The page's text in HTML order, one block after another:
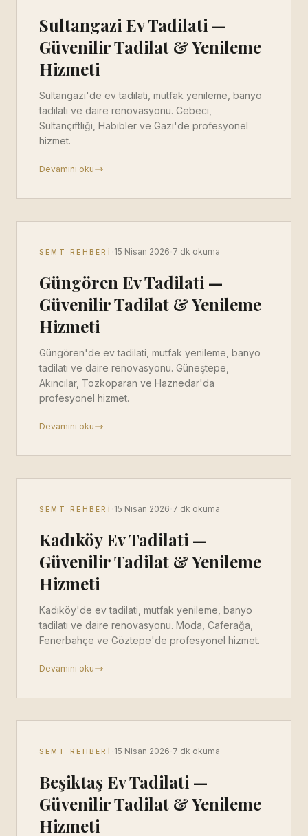
Sultangazi Ev Tadilati —
Güvenilir Tadilat & Yenileme
Hizmeti
Sultangazi'de ev tadilati, mutfak yenileme, banyo
tadilatı ve daire renovasyonu. Cebeci,
Sultançiftliği, Habibler ve Gazi'de profesyonel
hizmet.
Devamını oku
SEMT REHBERI 15 Nisan 2026 7 dk okuma
Güngören Ev Tadilati —
Güvenilir Tadilat & Yenileme
Hizmeti
Güngören'de ev tadilati, mutfak yenileme, banyo
tadilatı ve daire renovasyonu. Güneştepe,
Akıncılar, Tozkoparan ve Haznedar'da
profesyonel hizmet.
Devamını oku
SEMT REHBERI 15 Nisan 2026 7 dk okuma
Kadıköy Ev Tadilati —
Güvenilir Tadilat & Yenileme
Hizmeti
Kadıköy'de ev tadilati, mutfak yenileme, banyo
tadilatı ve daire renovasyonu. Moda, Caferağa,
Fenerbahçe ve Göztepe'de profesyonel hizmet.
Devamını oku
SEMT REHBERI 15 Nisan 2026 7 dk okuma
Beşiktaş Ev Tadilati —
Güvenilir Tadilat & Yenileme
Hizmeti